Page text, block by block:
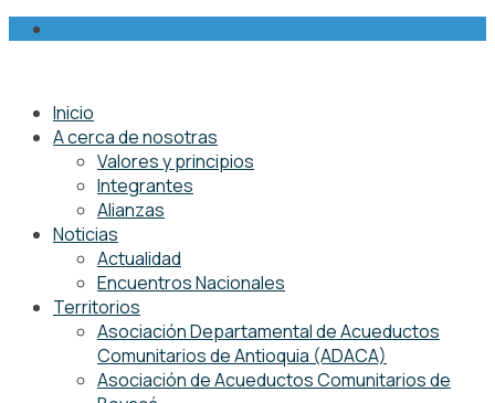
Inicio
A cerca de nosotras
Valores y principios
Integrantes
Alianzas
Noticias
Actualidad
Encuentros Nacionales
Territorios
Asociación Departamental de Acueductos
Comunitarios de Antioquia (ADACA)
Asociación de Acueductos Comunitarios de